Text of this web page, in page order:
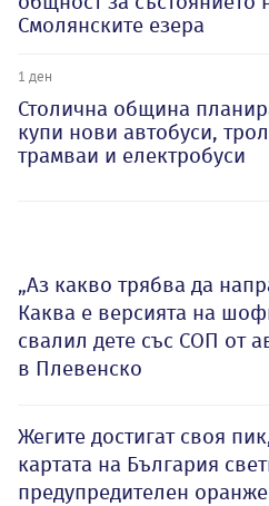
Смолянските езера
1 ден
Столична община
купи нови автобуси,
трамваи и електробуси
„Аз какво трябва да
Каква е версията на
свалил дете със СОП от
в Плевенско
Жегите достигат своя
картата на България
предупредителен